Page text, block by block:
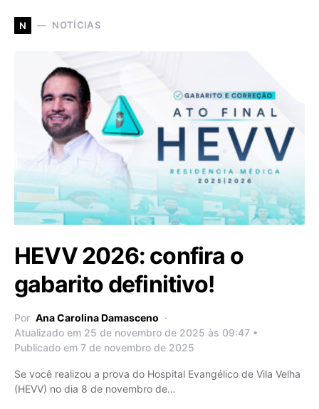
N NOTÍCIAS
HEVV 2026: confira o
gabarito definitivo!
Por Ana Carolina Damasceno
Atualizado em 25 de novembro de 2025 às 09:47 •
Publicado em 7 de novembro de 2025
Se você realizou a prova do Hospital Evangélico de Vila Velha
(HEVV) no dia 8 de novembro de…